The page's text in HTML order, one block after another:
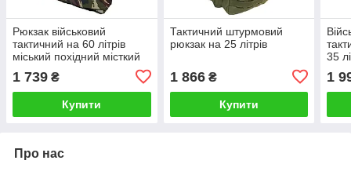
Рюкзак військовий
тактичний на 60 літрів
міський похідний місткий
хлопця
1 739 ₴
Купити
Тактичний штурмовий
рюкзак на 25 літрів
1 866₴
Купити
35
1
Про нас